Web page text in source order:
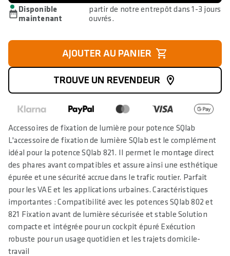
Disponible
maintenant
partir de notre entrepôt dans 1-3 jours
ouvrés.
AJOUTER AU PANIER
TROUVE UN REVENDEUR
Accessoires de fixation de lumière pour potence SQlab
L'accessoire de fixation de lumière SQlab est le complément
idéal pour la potence SQlab 821. Il permet le montage direct
des phares avant compatibles et assure ainsi une esthétique
épurée et une sécurité accrue dans le trafic routier. Parfait
pour les VAE et les applications urbaines. Caractéristiques
importantes : Compatibilité avec les potences SQlab 802 et
821 Fixation avant de lumière sécurisée et stable Solution
compacte et intégrée pour un cockpit épuré Exécution
robuste pour un usage quotidien et les trajets domicile-
travail